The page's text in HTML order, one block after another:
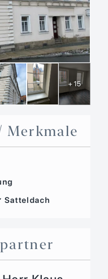
+ 15
Merkmale
Satteldach